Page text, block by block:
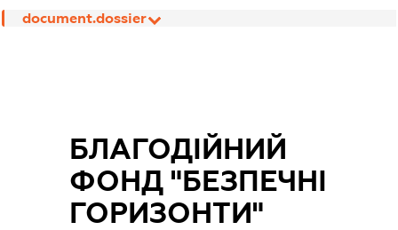
document.dossier
БЛАГОДІЙНИЙ
ФОНД "БЕЗПЕЧНІ
ГОРИЗОНТИ"